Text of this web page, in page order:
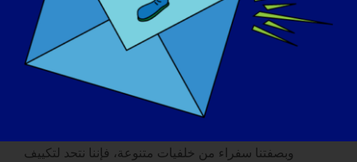
الجلدي!
احتفل باليوم السنوي للتوعية بمرض ضمور العضلات الحزام
وبصفتنا سفراء من خلفيات متنوعة، فإننا نتحد لتكييف